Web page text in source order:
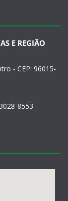
E REGIÃO
- CEP: 96015-
8553